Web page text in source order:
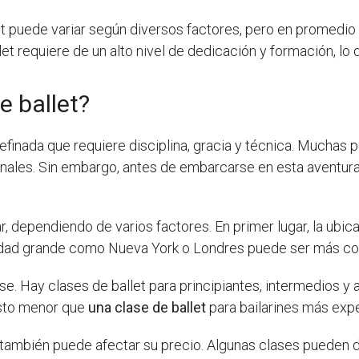
puede variar según diversos factores, pero en
requiere de un alto nivel de dedicación y formación, lo
ballet?
que requiere disciplina, gracia y técnica. Muchas
Sin embargo, antes de embarcarse en esta
dependiendo de varios factores. En primer lugar, la
grande como Nueva York o Londres puede ser más
Hay clases de ballet para principiantes, intermedios y
menor que una clase de balletpara bailarines más
puede afectar su precio. Algunas clases pueden